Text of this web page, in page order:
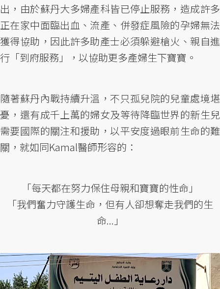
出，由於蘇丹大多婦產科皆已停止服務，造成許多
正在家中面臨出血、流產、併發症風險的孕婦無法
獲得協助，因此許多助產士必須躲避槍火、親自進
行「到府服務」，以協助更多產婦生下寶寶。
隨著蘇丹內戰持續升溫，不只孤兒院的兒童處境堪
憂，還有成千上萬的婦女及等待降臨世界的新生兒
需要國際的關注和援助，以平安度過眼前生命的難
關，就如同Kamal醫師形容的：
「每天都在努力保住母親和寶寶的性命」
「我們奮力守護生命，但有人卻想奪走我們的生
命...」